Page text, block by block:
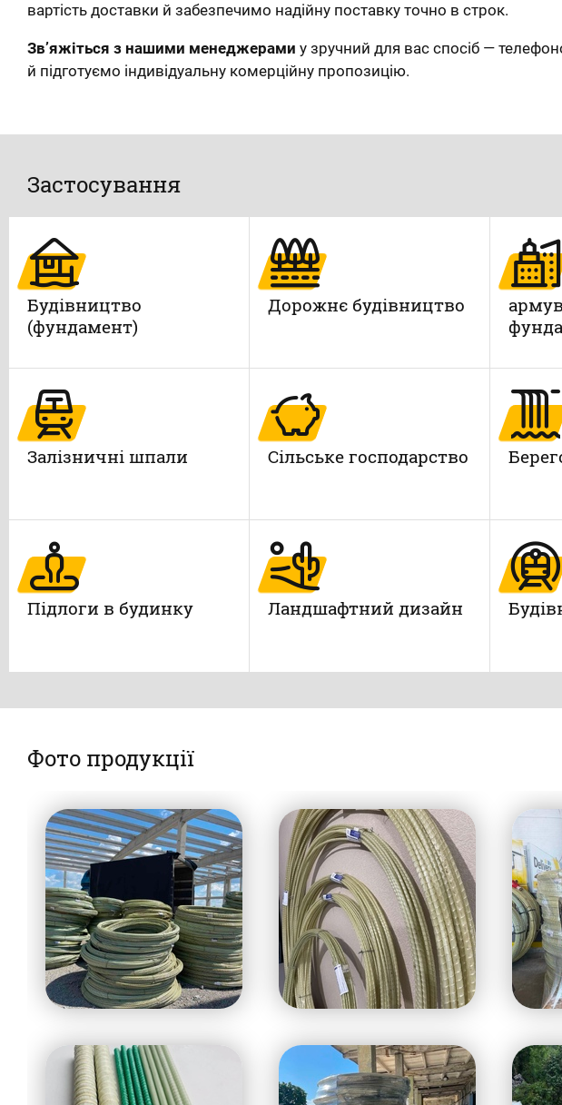
вартість доставки й забезпечимо надійну поставку точно в строк.
Зв’яжіться з нашими менеджерами у зручний для вас спосіб —
й підготуємо індивідуальну комерційну пропозицію.
Застосування
Будівництво
(фундамент)
Дорожнє будівництво
Залізничні шпали Сільське господарство
Підлоги в будинку Ландшафтний дизайн
Фото продукції